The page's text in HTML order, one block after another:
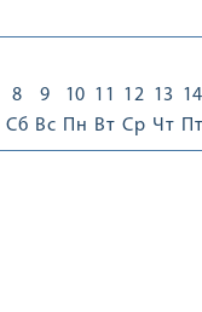
8
Сб
9
Вс
10
Пн
11
Вт
12
Ср
13
Чт
14
Пт